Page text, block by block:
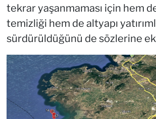
tekrar yaşanmaması için hem
temizliği hem de altyapı
sürdürüldüğünü de sözlerine